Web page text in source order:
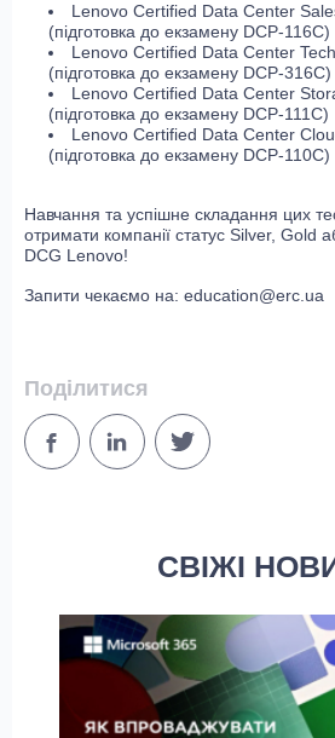
Lenovo Certified Data Center
(підготовка до екзамену DCP-116C)
Lenovo Certified Data Center
(підготовка до екзамену DCP-316C)
Lenovo Certified Data Center
(підготовка до екзамену DCP-111C)
Lenovo Certified Data Center
(підготовка до екзамену DCP-110C)
Навчання та успішне складання цих
отримати компанії статус Silver, Gold
DCG Lenovo!
Запити чекаємо на: education@erc.ua
Поділитися
СВІЖІ